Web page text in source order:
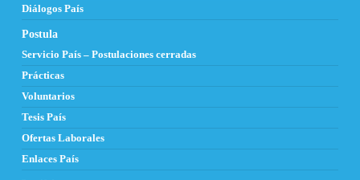
Diálogos País
Postula
Servicio País – Postulaciones cerradas
Prácticas
Voluntarios
Tesis País
Ofertas Laborales
Enlaces País